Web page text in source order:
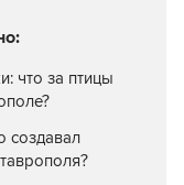
что за птицы
создавал